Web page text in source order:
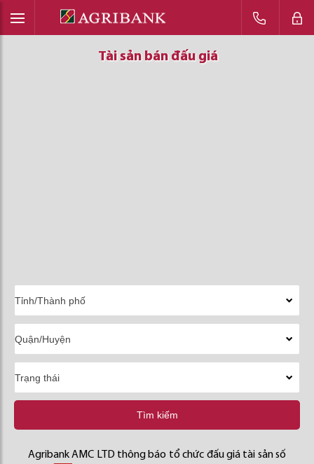
Tài sản bán đấu giá
Tài sản bán đấu giá
Tài sản bán đấu giá
Tìm kiếm
Agribank AMC LTD thông báo tổ chức đấu giá tài sản số